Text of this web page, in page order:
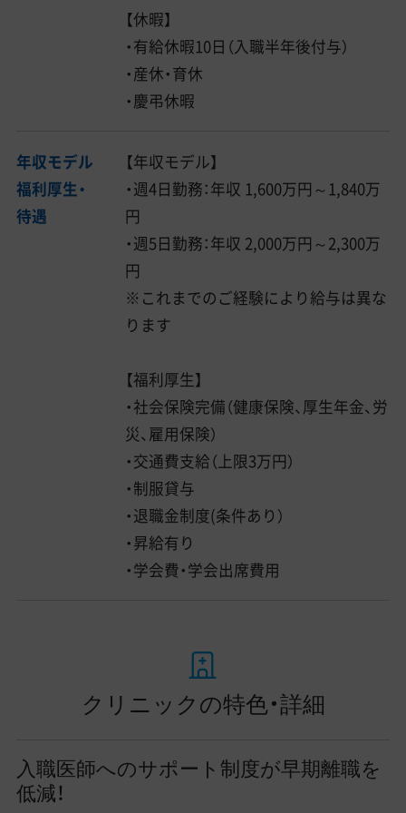
【休暇】
・有給休暇10日（入職半年後付与）
・産休・育休
・慶弔休暇
年収モデル
福利厚生・
待遇
【年収モデル】
・週4日勤務：年収 1,600万円～1,840万
円
・週5日勤務：年収 2,000万円～2,300万
円
※これまでのご経験により給与は異な
ります
【福利厚生】
・社会保険完備（健康保険、厚生年金、労
災、雇用保険）
・交通費支給（上限3万円）
・制服貸与
・退職金制度(条件あり）
・昇給有り
・学会費・学会出席費用
クリニックの特色・詳細
入職医師へのサポート制度が早期離職を
低減！